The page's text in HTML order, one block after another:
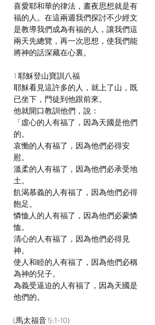
喜愛耶和華的律法，晝夜思想就是有
福的人。在這兩週我們探討不少經文
是教導我們成為有福的人，讓我們這
兩天先總覽，再一次思想，使我們能
將神的話深藏在心裏。
1 耶穌登山寶訓八福
耶穌看見這許多的人，就上了山，既
已坐下，門徒到他跟前來。
他就開口教訓他們，說：
「虛心的人有福了，因為天國是他們
的。
哀慟的人有福了，因為他們必得安
慰。
溫柔的人有福了，因為他們必承受地
土。
飢渴慕義的人有福了，因為他們必得
飽足。
憐恤人的人有福了，因為他們必蒙憐
恤。
清心的人有福了，因為他們必得見
神。
使人和睦的人有福了，因為他們必稱
為神的兒子。
為義受逼迫的人有福了，因為天國是
他們的。
(馬太福音 5:1-10)